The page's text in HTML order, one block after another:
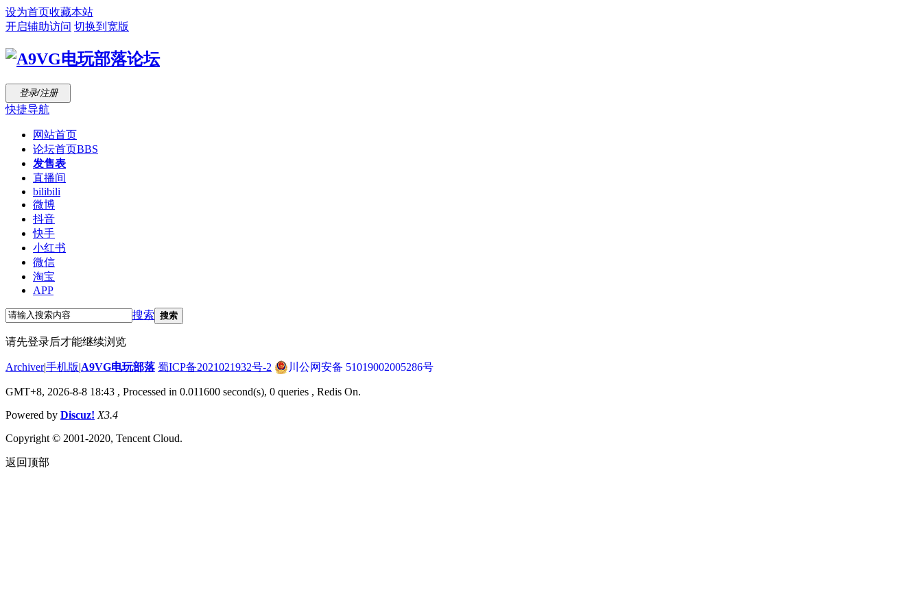
设为首页收藏本站
开启辅助访问 切换到宽版
登录/注册
快捷导航
网站首页
论坛首页BBS
发售表
直播间
bilibili
微博
抖音
快手
小红书
微信
淘宝
APP
搜索 搜索
请先登录后才能继续浏览
Archiver|手机版|A9VG电玩部落 蜀ICP备2021021932号-2 川公网安备 51019002005286号
GMT+8, 2026-8-8 18:43 , Processed in 0.011600 second(s), 0 queries , Redis On.
Powered by Discuz! X3.4
Copyright © 2001-2020, Tencent Cloud.
返回顶部